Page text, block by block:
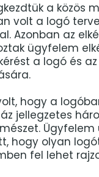
a közös
volt a logó
Azonban az
ügyfelem
a logó és
hogy a
jellegzetes
Ügyfelem
hogy olyan
fel lehet